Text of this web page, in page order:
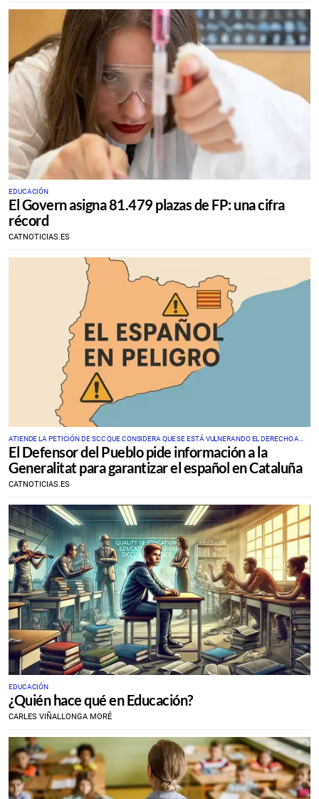
EDUCACIÓN
El Govern asigna 81.479 plazas de FP: una cifra
récord
CATNOTICIAS.ES
ATIENDE LA PETICIÓN DE SCC QUE CONSIDERA QUE SE ESTÁ VULNERANDO EL DERECHO A
NO SER DISCRIMINADO POR RAZÓN DE LENGUA
El Defensor del Pueblo pide información a la
Generalitat para garantizar el español en Cataluña
CATNOTICIAS.ES
EDUCACIÓN
¿Quién hace qué en Educación?
CARLES VIÑALLONGA MORÉ